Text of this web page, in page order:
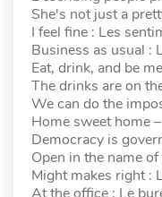
She's not just a
I feel fine : Les
Business as usual :
Eat, drink, and be
The drinks are on
We can do the
Home sweet home
Democracy is
Open in the name
Might makes right :